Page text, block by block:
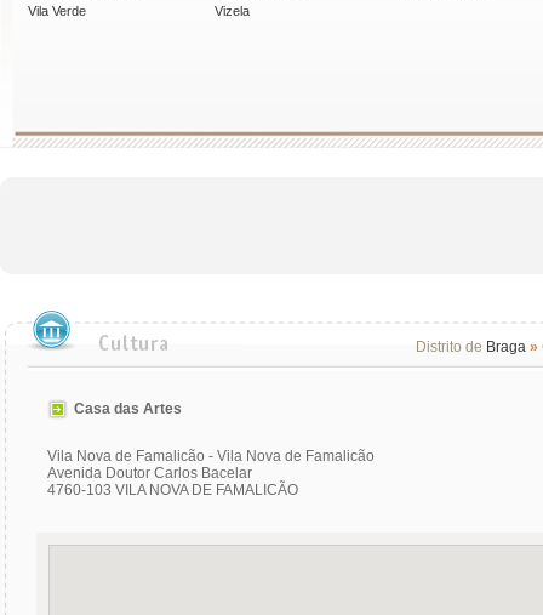
Vila Verde
Vizela
Distrito de Braga »
Casa das Artes
Vila Nova de Famalicão - Vila Nova de Famalicão
Avenida Doutor Carlos Bacelar
4760-103 VILA NOVA DE FAMALICÃO